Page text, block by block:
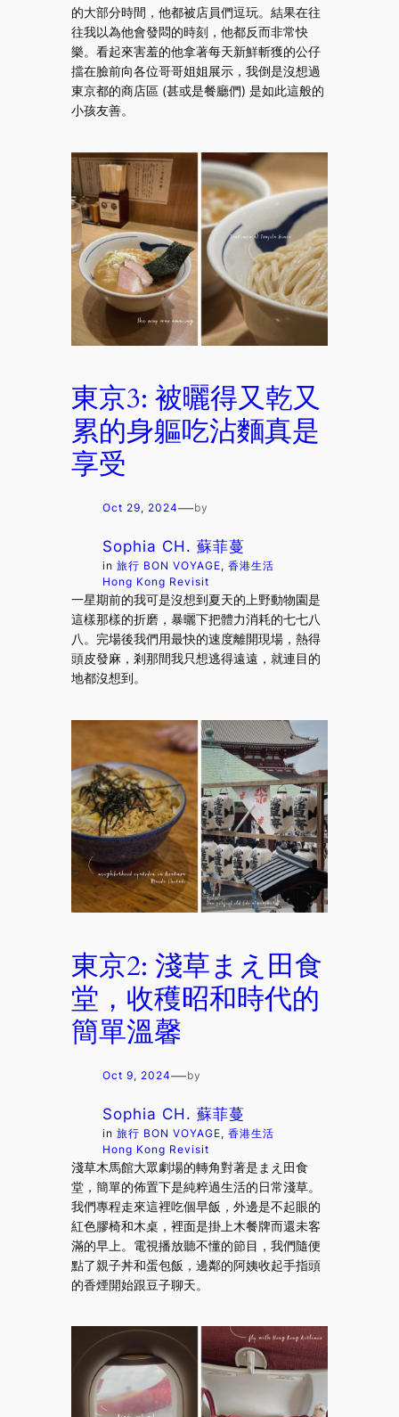
的大部分時間，他都被店員們逗玩。結果在往
往我以為他會發悶的時刻，他都反而非常快
樂。看起來害羞的他拿著每天新鮮斬獲的公仔
擋在臉前向各位哥哥姐姐展示，我倒是沒想過
東京都的商店區 (甚或是餐廳們) 是如此這般的
小孩友善。
東京3: 被曬得又乾又
累的身軀吃沾麵真是
享受
Oct 29, 2024—by
Sophia CH. 蘇菲蔓
in旅行 BON VOYAGE, 香港生活
Hong Kong Revisit
一星期前的我可是沒想到夏天的上野動物園是
這樣那樣的折磨，暴曬下把體力消耗的七七八
八。完場後我們用最快的速度離開現場，熱得
頭皮發麻，剎那間我只想逃得遠遠，就連目的
地都沒想到。
東京2: 淺草まえ田食
堂，收穫昭和時代的
簡單溫馨
Oct 9, 2024—by
Sophia CH. 蘇菲蔓
in旅行 BON VOYAGE, 香港生活
Hong Kong Revisit
淺草木馬館大眾劇場的轉角對著是まえ田食
堂，簡單的佈置下是純粹過生活的日常淺草。
我們專程走來這裡吃個早飯，外邊是不起眼的
紅色膠椅和木桌，裡面是掛上木餐牌而還未客
滿的早上。電視播放聽不懂的節目，我們隨便
點了親子丼和蛋包飯，邊鄰的阿姨收起手指頭
的香煙開始跟豆子聊天。